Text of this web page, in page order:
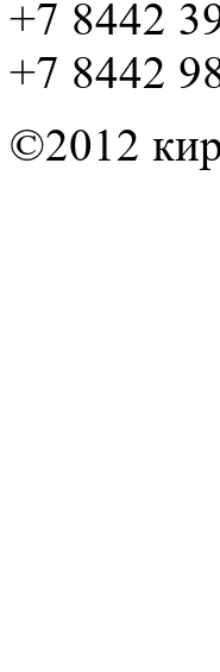
+7 8442
+7 8442
©2012